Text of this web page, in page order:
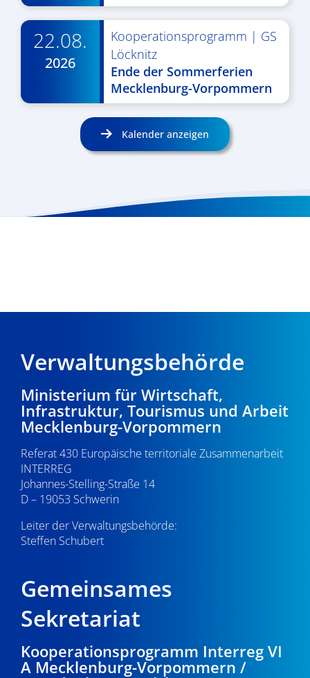
22.08.
2026
Kooperationsprogramm | GS
Löcknitz
Ende der Sommerferien
Mecklenburg-Vorpommern
Kalender anzeigen
Verwaltungsbehörde
Ministerium für Wirtschaft,
Infrastruktur, Tourismus und Arbeit
Mecklenburg-Vorpommern
Referat 430 Europäische territoriale Zusammenarbeit
INTERREG
Johannes-Stelling-Straße 14
D – 19053 Schwerin
Leiter der Verwaltungsbehörde:
Steffen Schubert
Gemeinsames
Sekretariat
Kooperationsprogramm Interreg VI
A Mecklenburg-Vorpommern /